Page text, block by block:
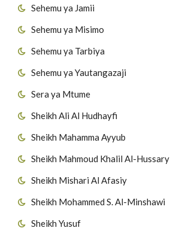
Sehemu ya Jamii
Sehemu ya Misimo
Sehemu ya Tarbiya
Sehemu ya Yautangazaji
Sera ya Mtume
Sheikh Ali Al Hudhayfi
Sheikh Mahamma Ayyub
Sheikh Mahmoud Khalil Al-Hussary
Sheikh Mishari Al Afasiy
Sheikh Mohammed S. Al-Minshawi
Sheikh Yusuf